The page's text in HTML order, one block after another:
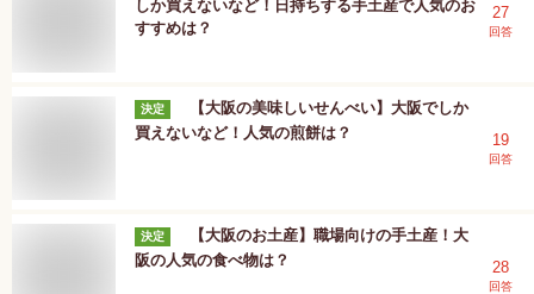
しか買えないなど！日持ちする手土産で人気のお
すすめは？
27
回答
決定
【大阪の美味しいせんべい】大阪でしか
買えないなど！人気の煎餅は？
19
回答
決定
【大阪のお土産】職場向けの手土産！大
阪の人気の食べ物は？
28
回答